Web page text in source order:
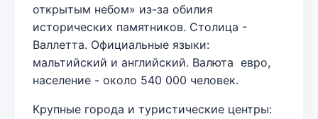
открытым небом» из-за обилия
исторических памятников. Столица -
Валлетта. Официальные языки:
мальтийский и английский. Валюта евро,
население - около 540 000 человек.
Крупные города и туристические центры: